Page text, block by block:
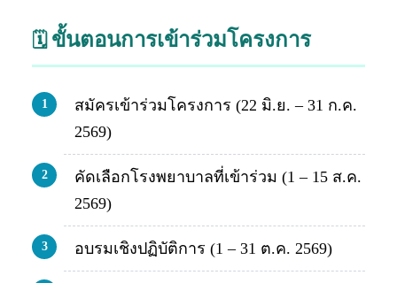
🗓️ ขั้นตอนการเข้าร่วมโครงการ
1 สมัครเข้าร่วมโครงการ (22 มิ.ย. – 31 ก.ค.
2569)
2 คัดเลือกโรงพยาบาลที่เข้าร่วม (1 – 15 ส.ค.
2569)
3 อบรมเชิงปฏิบัติการ (1 – 31 ต.ค. 2569)